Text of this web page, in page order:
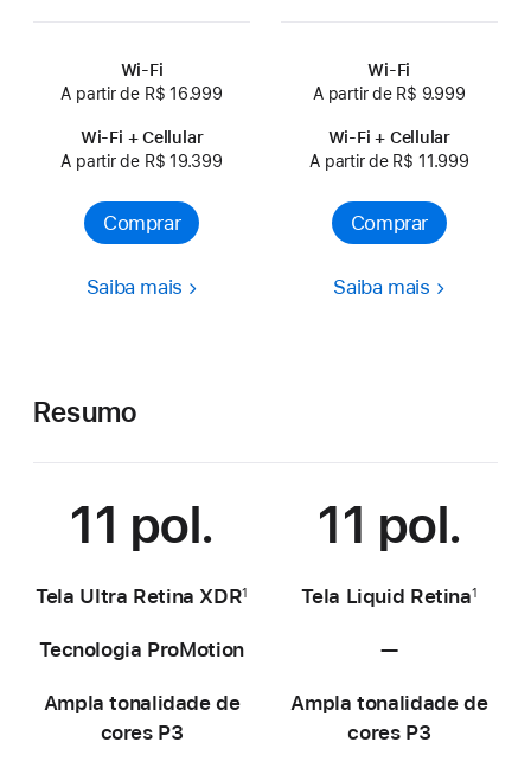
Wi-Fi
A partir de R$ 16.999
Wi-Fi + Cellular
A partir de R$ 19.399
Wi-Fi
A partir de R$ 9.999
Wi-Fi + Cellular
A partir de R$ 11.999
Comprar Comprar
Saiba mais Saiba mais
Resumo
11 pol. 11 pol.
Tela Ultra Retina XDR1 Tela Liquid Retina1
Tecnologia ProMotion —Não
Ampla tonalidade de
cores P3
Ampla tonalidade de
cores P3